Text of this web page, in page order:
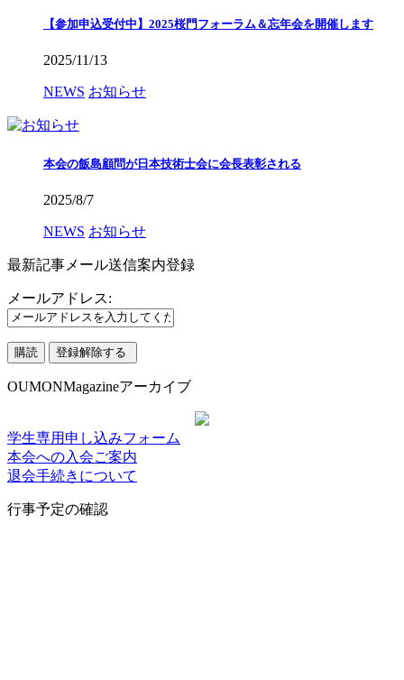
【参加申込受付中】2025桜門フォーラム＆忘年会を開催します
2025/11/13
NEWS お知らせ
本会の飯島顧問が日本技術士会に会長表彰される
2025/8/7
NEWS お知らせ
最新記事メール送信案内登録
メールアドレス:
OUMONMagazineアーカイブ
学生専用申し込みフォーム
本会への入会ご案内
退会手続きについて
行事予定の確認